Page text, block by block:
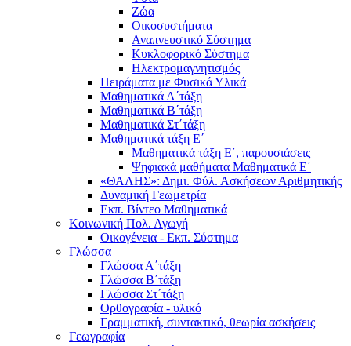
Ζώα
Οικοσυστήματα
Αναπνευστικό Σύστημα
Κυκλοφορικό Σύστημα
Ηλεκτρομαγνητισμός
Πειράματα με Φυσικά Υλικά
Μαθηματικά Α΄τάξη
Μαθηματικά Β΄τάξη
Μαθηματικά Στ΄τάξη
Μαθηματικά τάξη Ε΄
Μαθηματικά τάξη Ε΄, παρουσιάσεις
Ψηφιακά μαθήματα Μαθηματικά Ε΄
«ΘΑΛΗΣ»: Δημι. Φύλ. Ασκήσεων Αριθμητικής
Δυναμική Γεωμετρία
Εκπ. Βίντεο Μαθηματικά
Κοινωνική Πολ. Αγωγή
Οικογένεια - Εκπ. Σύστημα
Γλώσσα
Γλώσσα Α΄τάξη
Γλώσσα Β΄τάξη
Γλώσσα Στ΄τάξη
Ορθογραφία - υλικό
Γραμματική, συντακτικό, θεωρία ασκήσεις
Γεωγραφία